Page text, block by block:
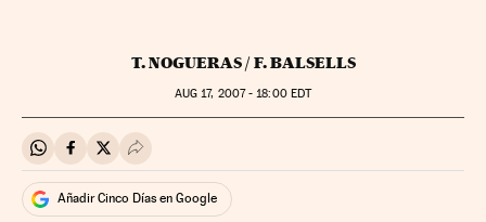
T. NOGUERAS / F. BALSELLS
AUG 17, 2007 - 18:00EDT
Compartir en Whatsapp
Compartir en Facebook
Compartir en Twitter
Desplegar Redes Sociales
Añadir Cinco Días en Google